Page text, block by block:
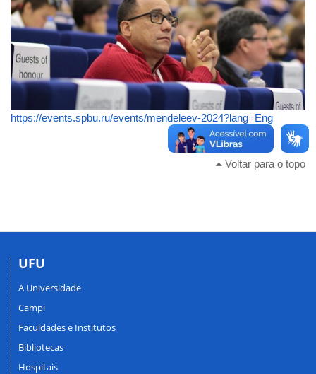
https://events.spbu.ru/events/mendeleev-2024?lang=Eng
Voltar para o topo
UFU
A Universidade
Campi
Faculdades e Institutos
Bibliotecas
Hospitais